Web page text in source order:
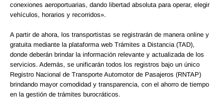
conexiones aeroportuarias, dando libertad absoluta para operar, elegir
vehículos, horarios y recorridos».
A partir de ahora, los transportistas se registrarán de manera online y
gratuita mediante la plataforma web Trámites a Distancia (TAD),
donde deberán brindar la información relevante y actualizada de los
servicios. Además, se unificarán todos los registros bajo un único
Registro Nacional de Transporte Automotor de Pasajeros (RNTAP)
brindando mayor comodidad y transparencia, con el ahorro de tiempo
en la gestión de trámites burocráticos.